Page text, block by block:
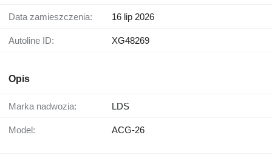
Data zamieszczenia: 16 lip 2026
Autoline ID: XG48269
Opis
Marka nadwozia: LDS
Model: ACG-26